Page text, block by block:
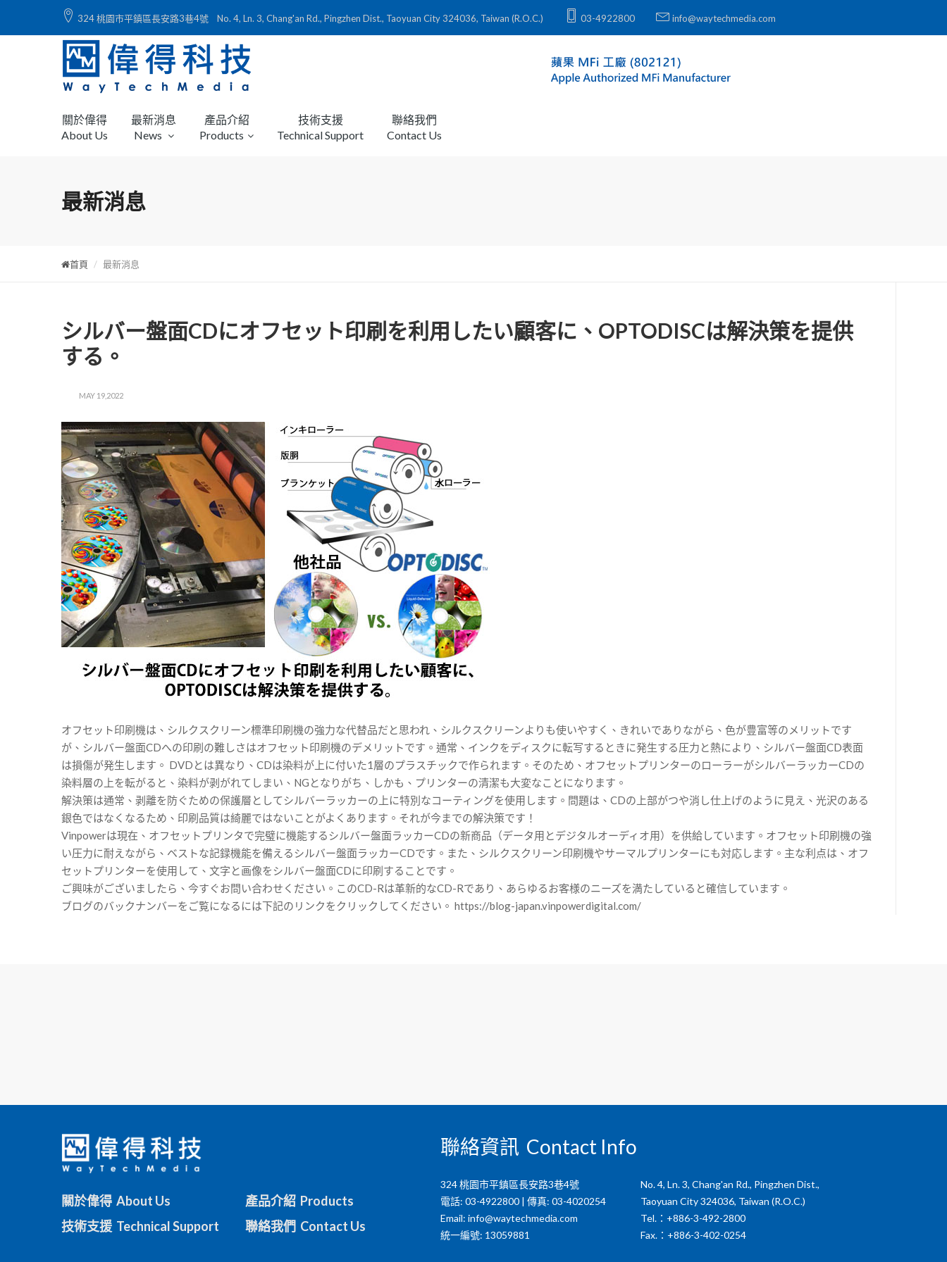
324 桃園市平鎮區長安路3巷4號 No. 4, Ln. 3, Chang'an Rd., Pingzhen Dist., Taoyuan City 324036, Taiwan (R.O.C.) 03-4922800 info@waytechmedia.com
關於偉得
About Us
最新消息
News
產品介紹
Products
技術支援
Technical Support
聯絡我們
Contact Us
最新消息
首頁 最新消息
シルバー盤面CDにオフセット印刷を利用したい顧客に、OPTODISCは解決策を提供
する。
MAY 19,2022
オフセット印刷機は、シルクスクリーン標準印刷機の強力な代替品だと思われ、シルクスクリーンよりも使いやすく、きれいでありながら、色が豊富等のメリットです
が、シルバー盤面CDへの印刷の難しさはオフセット印刷機のデメリットです。通常、インクをディスクに転写するときに発生する圧力と熱により、シルバー盤面CD表面
は損傷が発生します。 DVDとは異なり、CDは染料が上に付いた1層のプラスチックで作られます。そのため、オフセットプリンターのローラーがシルバーラッカーCDの
染料層の上を転がると、染料が剥がれてしまい、NGとなりがち、しかも、プリンターの清潔も大変なことになります。
解決策は通常、剥離を防ぐための保護層としてシルバーラッカーの上に特別なコーティングを使用します。問題は、CDの上部がつや消し仕上げのように見え、光沢のある
銀色ではなくなるため、印刷品質は綺麗ではないことがよくあります。それが今までの解決策です！
Vinpowerは現在、オフセットプリンタで完璧に機能するシルバー盤面ラッカーCDの新商品（データ用とデジタルオーディオ用）を供給しています。オフセット印刷機の強
い圧力に耐えながら、ベストな記録機能を備えるシルバー盤面ラッカーCDです。また、シルクスクリーン印刷機やサーマルプリンターにも対応します。主な利点は、オフ
セットプリンターを使用して、文字と画像をシルバー盤面CDに印刷することです。
ご興味がございましたら、今すぐお問い合わせください。このCD-Rは革新的なCD-Rであり、あらゆるお客様のニーズを満たしていると確信しています。
ブログのバックナンバーをご覧になるには下記のリンクをクリックしてください。 https://blog-japan.vinpowerdigital.com/
關於偉得 About Us
產品介紹 Products
技術支援 Technical Support
聯絡我們 Contact Us
聯絡資訊 Contact Info
324 桃園市平鎮區長安路3巷4號
電話: 03-4922800 | 傳真: 03-4020254
Email:info@waytechmedia.com
統一編號: 13059881
No. 4, Ln. 3, Chang'an Rd., Pingzhen Dist.,
Taoyuan City 324036, Taiwan (R.O.C.)
Tel.：+886-3-492-2800
Fax.：+886-3-402-0254